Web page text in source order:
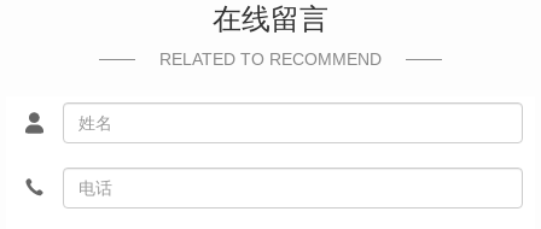
在线留言
RELATED TO RECOMMEND